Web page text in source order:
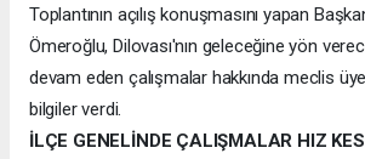
Toplantının açılış konuşmasını yapan
Ömeroğlu, Dilovası'nın geleceğine yön
devam eden çalışmalar hakkında meclis
bilgiler verdi.
İLÇE GENELİNDE ÇALIŞMALAR HIZ